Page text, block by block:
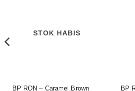
STOK HABIS
BP RON – Caramel Brown BP